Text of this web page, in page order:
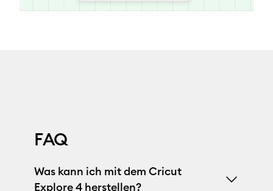
FAQ
Was kann ich mit dem Cricut
Explore 4 herstellen?